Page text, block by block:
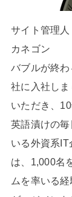
サイト管理人
カネゴン
バブルが終
社に入社し
いただき、
英語漬けの
いる外資系
は、1,000名
ムを率いる